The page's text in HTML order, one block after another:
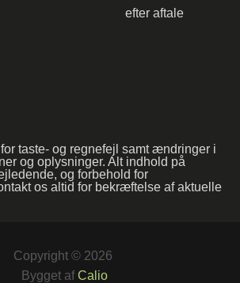
efter aftale
taste- og regnefejl samt ændringer i
og oplysninger. Alt indhold på
og forbehold for
os altid for bekræftelse af aktuelle
Copyright © 2026
Bygget afCalio